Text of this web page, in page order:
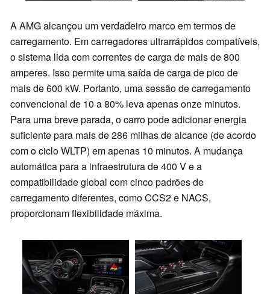
A AMG alcançou um verdadeiro marco em termos de
carregamento. Em carregadores ultrarrápidos compatíveis,
o sistema lida com correntes de carga de mais de 800
amperes. Isso permite uma saída de carga de pico de
mais de 600 kW. Portanto, uma sessão de carregamento
convencional de 10 a 80% leva apenas onze minutos.
Para uma breve parada, o carro pode adicionar energia
suficiente para mais de 286 milhas de alcance (de acordo
com o ciclo WLTP) em apenas 10 minutos. A mudança
automática para a infraestrutura de 400 V e a
compatibilidade global com cinco padrões de
carregamento diferentes, como CCS2 e NACS,
proporcionam flexibilidade máxima.